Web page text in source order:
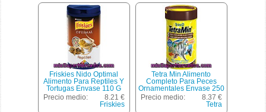
Friskies Nido Optimal
Alimento Para Reptiles Y
Tortugas Envase 110 G
Precio medio:
8.21 €
Friskies
Tetra Min Alimento
Completo Para Peces
Ornamentales Envase 250
Ml
Precio medio:
8.37 €
Tetra